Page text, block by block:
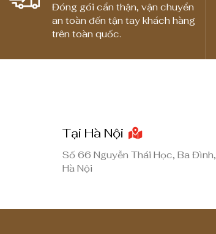
g
i
:
0
0
Đóng gói cẩn thận, vận chuyển
an toàn đến tận tay khách hàng
trên toàn quốc.
Tại Hà Nội
Số 66 Nguyễn Thái Học, Ba Đình,
Hà Nội